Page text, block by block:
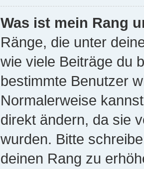
Was ist mein Rang
Ränge, die unter
wie viele Beiträge du
bestimmte Benutzer
Normalerweise
direkt ändern, da sie
wurden. Bitte
deinen Rang zu